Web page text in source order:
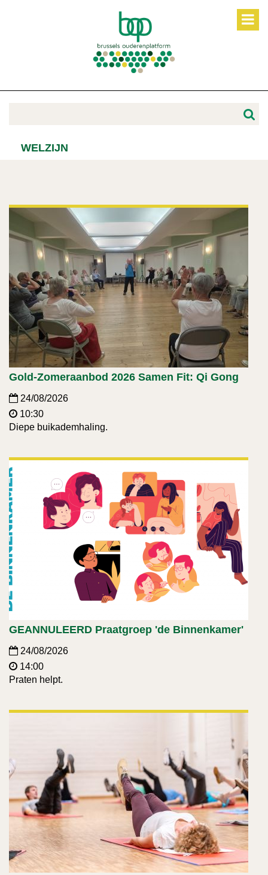
WELZIJN
Gold-Zomeraanbod 2026 Samen Fit: Qi Gong
24/08/2026
10:30
Diepe buikademhaling.
GEANNULEERD Praatgroep 'de Binnenkamer'
24/08/2026
14:00
Praten helpt.